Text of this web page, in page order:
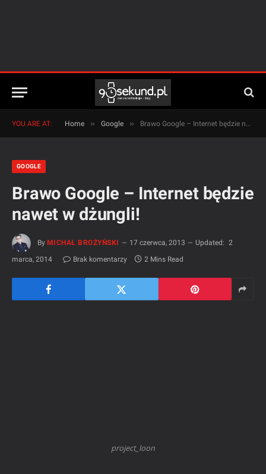
YOU ARE AT: Home » Google » Brawo Google – Internet będzie nawet w dżungli!
GOOGLE
Brawo Google – Internet będzie
nawet w dżungli!
By MICHAŁ BROŻYŃSKI 17 czerwca, 2013 Updated: 2
marca, 2014
Brak komentarzy 2 Mins Read
project_loon